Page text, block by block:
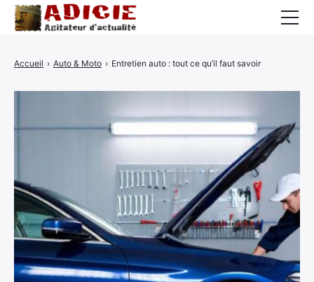
Accueil › Auto & Moto › Entretien auto : tout ce qu’il faut savoir
France
High-Tech
Insolite